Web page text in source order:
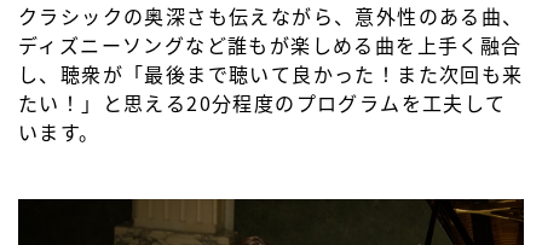
クラシックの奥深さも伝えながら、意外性のある曲、
ディズニーソングなど誰もが楽しめる曲を上手く融合
し、聴衆が「最後まで聴いて良かった！また次回も来
たい！」と思える20分程度のプログラムを工夫して
います。